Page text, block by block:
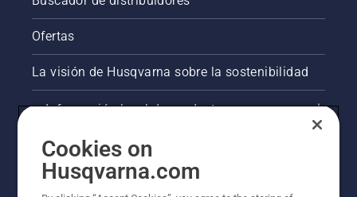
Ofertas
La visión de Husqvarna sobre la sostenibilidad
Información legal de productos
Otros sitios de Husqvarna
AlertLine/Canal de Denúncias
Cookies on
Husqvarna.com